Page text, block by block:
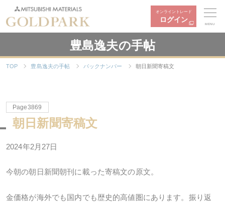
オンライントレード
ログイン
MENU
豊島逸夫の手帖
TOP 豊島逸夫の手帖 バックナンバー 朝日新聞寄稿文
Page3869
朝日新聞寄稿文
2024年2月27日
今朝の朝日新聞朝刊に載った寄稿文の原文。
金価格が海外でも国内でも歴史的高値圏にあります。振り返